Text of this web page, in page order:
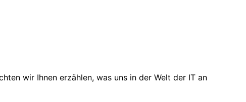
wir Ihnen erzählen, was uns in der Welt der IT an